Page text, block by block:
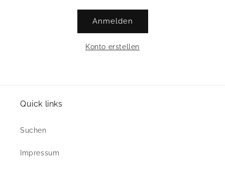
Anmelden
Konto erstellen
Quick links
Suchen
Impressum